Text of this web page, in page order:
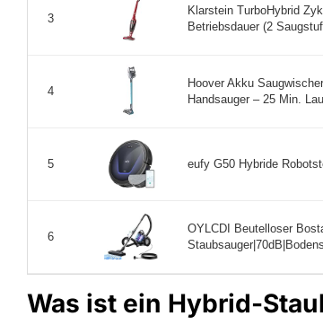
3
Klarstein TurboHybrid
Betriebsdauer (2
4
Hoover Akku
Handsauger – 25 Min.
5 eufy G50 Hybride
6
OYLCDI Beutelloser
Was ist ein Hybrid-